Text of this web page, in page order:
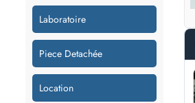
Laboratoire
Piece Detachée
Location